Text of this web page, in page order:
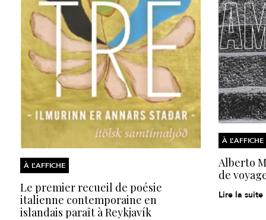
À L’AFFICHE
Le premier recueil de poésie
italienne contemporaine en
islandais paraît à Reykjavík
À L’AFFICHE
Alberto
de
Lire la suite